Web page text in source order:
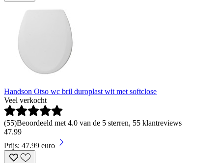
Handson Otso wc bril duroplast wit met softclose
Veel verkocht
(55)Beoordeeld met 4.0 van de 5 sterren, 55 klantreviews
47.99
Prijs: 47.99 euro